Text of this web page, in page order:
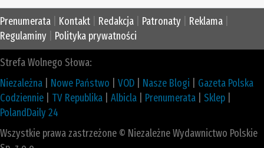
Prenumerata Kontakt Redakcja Patronaty Reklama
Regulaminy
Polityka prywatności
Strefa Wolnego Słowa:
Niezależna
Nowe Państwo VOD Nasze Blogi
Gazeta Polska
Codziennie
TV Republika Albicla Prenumerata Sklep
PolandDaily 24
Wszystkie prawa zastrzeżone © Niezależne Wydawnictwo Polskie